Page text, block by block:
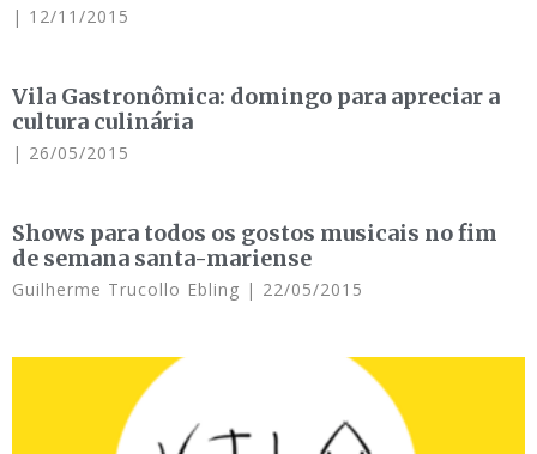
12/11/2015
Vila Gastronômica: domingo para apreciar a
cultura culinária
26/05/2015
Shows para todos os gostos musicais no fim
de semana santa-mariense
Guilherme Trucollo Ebling 22/05/2015